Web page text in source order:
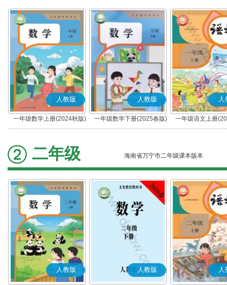
人教版
一年级数学上册(2024秋版)
人教版
一年级数学下册(2025春版)
人
一年级语文上册
(部编版)
二年级 海南省万宁市二年级课本版本
人教版 人教版 人